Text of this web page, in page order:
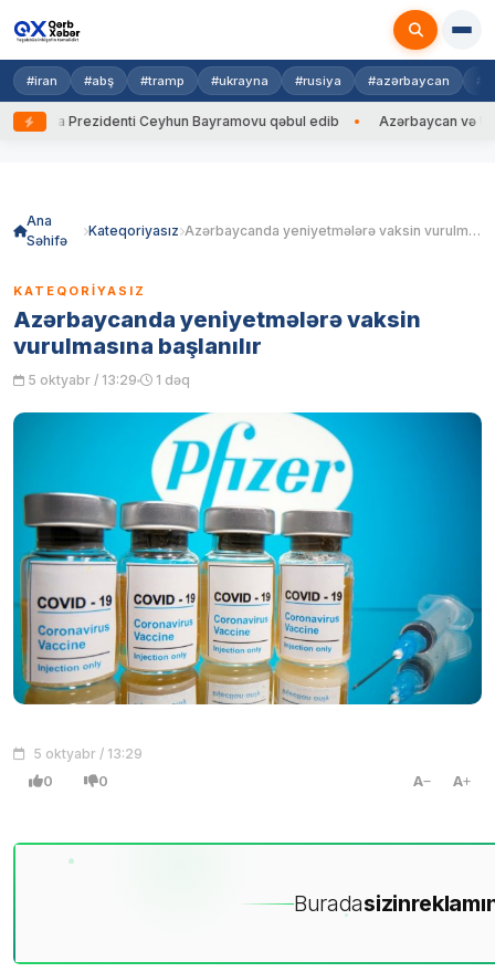
#iran #abş #tramp #ukrayna #rusiya #azərbaycan
Prezidenti Ceyhun Bayramovu qəbul edib Azərbaycan və
Ana
Səhifə
Kateqoriyasız Azərbaycanda yeniyetmələrə vaksin vurulmasına başlanılır
KATEQORIYASIZ
Azərbaycanda yeniyetmələrə vaksin
vurulmasına başlanılır
5 oktyabr / 13:29 1 dəq
5 oktyabr / 13:29
0 0 A A
Buradasizin